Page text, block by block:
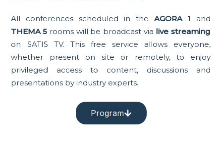
All conferences scheduled in theAGORA 1 and
THEMA 5 rooms will be broadcast via live streaming
on SATIS TV. This free service allows everyone,
whether present on site or remotely, to enjoy
privileged access to content, discussions and
presentations by industry experts.
Program